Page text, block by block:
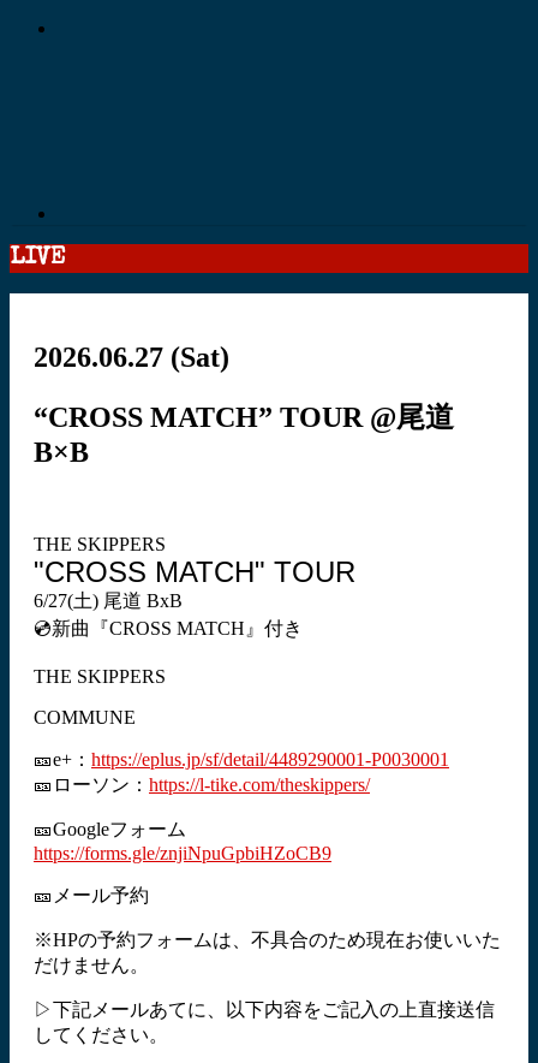
LIVE
2026.06.27 (Sat)
“CROSS MATCH” TOUR @尾道
B×B
THE SKIPPERS
"CROSS MATCH" TOUR
6/27(土) 尾道 BxB
💿新曲『CROSS MATCH』付き
THE SKIPPERS
COMMUNE
🎫e+： https://eplus.jp/sf/detail/4489290001-P0030001
🎫ローソン： https://l-tike.com/theskippers/
🎫Googleフォーム
https://forms.gle/znjiNpuGpbiHZoCB9
🎫メール予約
※HPの予約フォームは、不具合のため現在お使いいた
だけません。
▷下記メールあてに、以下内容をご記入の上直接送信
してください。